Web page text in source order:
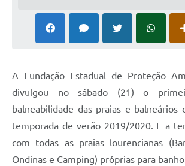
A Fundação Estadual de Proteção
divulgou no sábado (21) o
balneabilidade das praias e balneários
temporada de verão 2019/2020. E a
com todas as praias lourencianas
Ondinas e Camping) próprias para